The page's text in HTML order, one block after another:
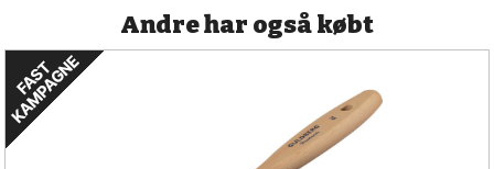
Andre har også købt